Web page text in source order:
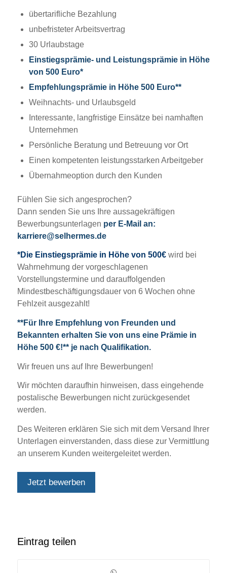
übertarifliche Bezahlung
unbefristeter Arbeitsvertrag
30 Urlaubstage
Einstiegsprämie- und Leistungsprämie in Höhe
von 500 Euro*
Empfehlungsprämie in Höhe 500 Euro**
Weihnachts- und Urlaubsgeld
Interessante, langfristige Einsätze bei namhaften
Unternehmen
Persönliche Beratung und Betreuung vor Ort
Einen kompetenten leistungsstarken Arbeitgeber
Übernahmeoption durch den Kunden
Fühlen Sie sich angesprochen?
Dann senden Sie uns Ihre aussagekräftigen
Bewerbungsunterlagen per E-Mail an:
karriere@selhermes.de
*Die Einstiegsprämie in Höhe von 500€ wird bei
Wahrnehmung der vorgeschlagenen
Vorstellungstermine und darauffolgenden
Mindestbeschäftigungsdauer von 6 Wochen ohne
Fehlzeit ausgezahlt!
**Für Ihre Empfehlung von Freunden und
Bekannten erhalten Sie von uns eine Prämie in
Höhe 500 €!** je nach Qualifikation.
Wir freuen uns auf Ihre Bewerbungen!
Wir möchten daraufhin hinweisen, dass eingehende
postalische Bewerbungen nicht zurückgesendet
werden.
Des Weiteren erklären Sie sich mit dem Versand Ihrer
Unterlagen einverstanden, dass diese zur Vermittlung
an unserem Kunden weitergeleitet werden.
Jetzt bewerben
Eintrag teilen